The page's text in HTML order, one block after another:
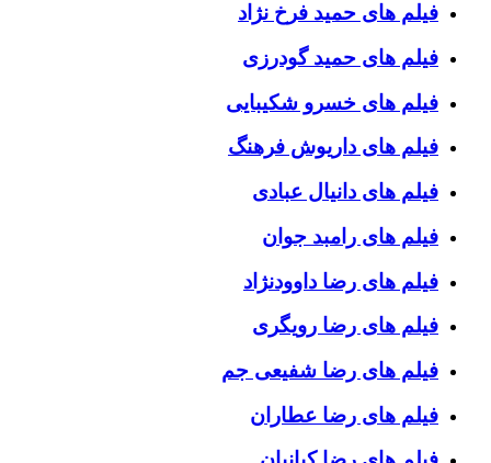
فیلم های حمید فرخ نژاد
فیلم های حمید گودرزی
فیلم های خسرو شکیبایی
فیلم های داریوش فرهنگ
فیلم های دانیال عبادی
فیلم های رامبد جوان
فیلم های رضا داوودنژاد
فیلم های رضا رویگری
فیلم های رضا شفیعی جم
فیلم های رضا عطاران